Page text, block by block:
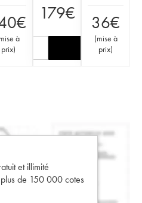
€
mise à
prix)
179€ 36€
(mise à
prix)
et illimité
de 150 000 cotes